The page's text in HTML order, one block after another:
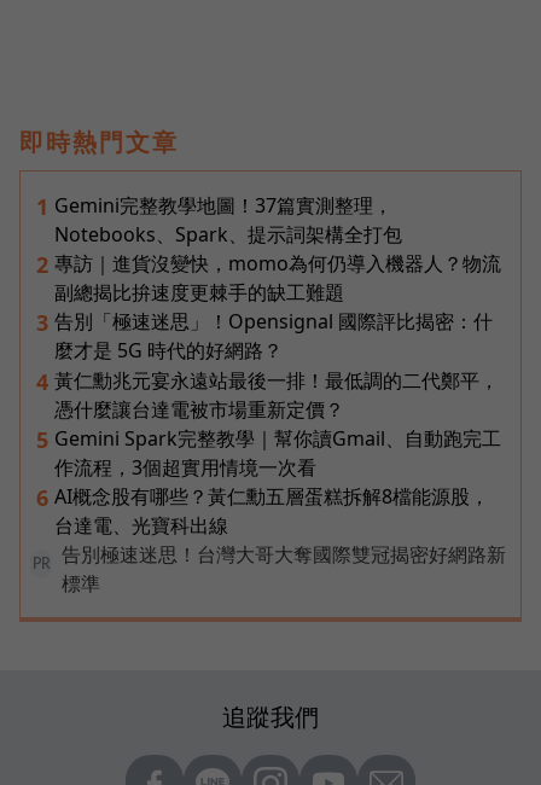
即時熱門文章
1 Gemini完整教學地圖！37篇實測整理，
Notebooks、Spark、提示詞架構全打包
2 專訪｜進貨沒變快，momo為何仍導入機器人？物流
副總揭比拚速度更棘手的缺工難題
3 告別「極速迷思」！Opensignal 國際評比揭密：什
麼才是 5G 時代的好網路？
4 黃仁勳兆元宴永遠站最後一排！最低調的二代鄭平，
憑什麼讓台達電被市場重新定價？
5 Gemini Spark完整教學｜幫你讀Gmail、自動跑完工
作流程，3個超實用情境一次看
6 AI概念股有哪些？黃仁勳五層蛋糕拆解8檔能源股，
台達電、光寶科出線
PR
告別極速迷思！台灣大哥大奪國際雙冠揭密好網路新
標準
追蹤我們